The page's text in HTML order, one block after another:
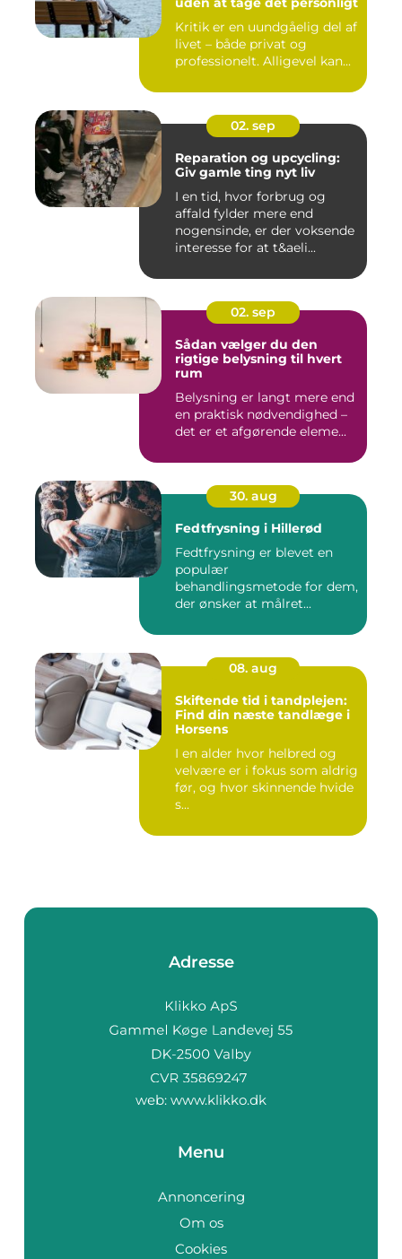
Kritik er en uundgåelig del af
livet – både privat og
professionelt. Alligevel kan...
02. sep
Reparation og upcycling:
Giv gamle ting nyt liv
I en tid, hvor forbrug og
affald fylder mere end
nogensinde, er der voksende
interesse for at t&aeli...
02. sep
Sådan vælger du den
rigtige belysning til hvert
rum
Belysning er langt mere end
en praktisk nødvendighed –
det er et afgørende eleme...
30. aug
Fedtfrysning i Hillerød
Fedtfrysning er blevet en
populær
behandlingsmetode for dem,
der ønsker at målret...
08. aug
Skiftende tid i tandplejen:
Find din næste tandlæge i
Horsens
I en alder hvor helbred og
velvære er i fokus som aldrig
før, og hvor skinnende hvide
s...
Adresse
web: www.klikko.dk
Menu
Annoncering
Om os
Cookies